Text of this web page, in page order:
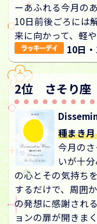
ーあふれる今月の
10日前後ごろには
来に向かって、軽
10日
2位 さそり座
種まき
今月の
いが十
の心とその気持ち
するだけで、周囲
の発想に感謝され
ョンの扉が開きま